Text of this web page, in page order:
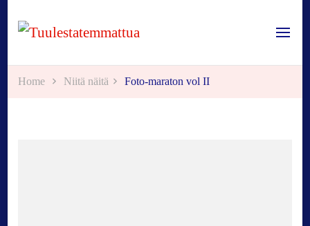
Tuulestatemmattua
Home Niitä näitä Foto-maraton vol II